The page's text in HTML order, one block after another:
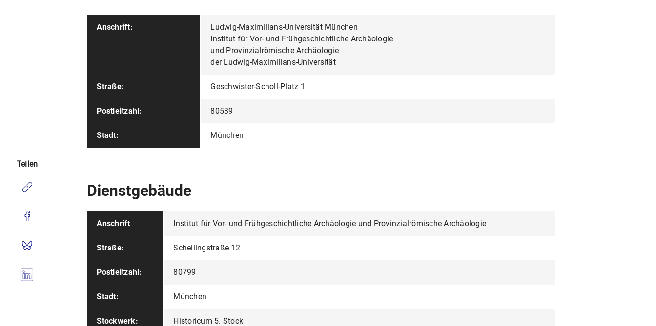
Anschrift:
Ludwig-Maximilians-Universität München
Institut für Vor- und Frühgeschichtliche Archäologie
und Provinzialrömische Archäologie
der Ludwig-Maximilians-Universität
Straße: Geschwister-Scholl-Platz 1
Postleitzahl: 80539
Stadt: München
Dienstgebäude
Anschrift Institut für Vor- und Frühgeschichtliche Archäologie und Provinzialrömische Archäologie
Straße: Schellingstraße 12
Postleitzahl: 80799
Stadt: München
Stockwerk: Historicum 5. Stock
Teilen